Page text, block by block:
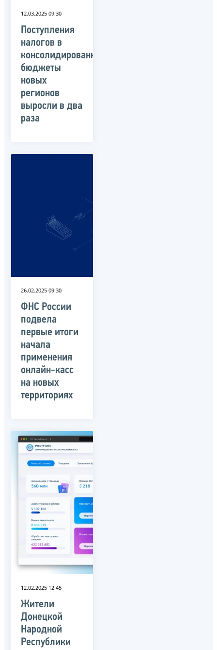
12.03.2025 09:30
Поступления
налогов в
консолидированные
бюджеты
новых
регионов
выросли в два
раза
26.02.2025 09:30
ФНС России
подвела
первые итоги
начала
применения
онлайн-касс
на новых
территориях
12.02.2025 12:45
Жители
Донецкой
Народной
Республики